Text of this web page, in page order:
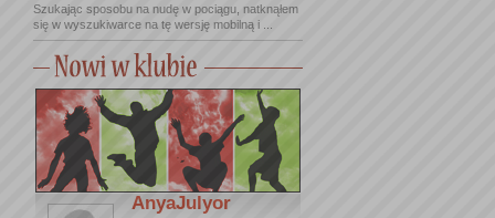
Szukając sposobu na nudę w pociągu, natknąłem
się w wyszukiwarce na tę wersję mobilną i ...
AnyaJulyor